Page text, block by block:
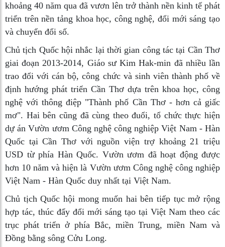
khoảng 40 năm qua đã vươn lên trở thành nền kinh tế phát
triển trên nền tảng khoa học, công nghệ, đổi mới sáng tạo
và chuyển đổi số.
Chủ tịch Quốc hội nhắc lại thời gian công tác tại Cần Thơ
giai đoạn 2013-2014, Giáo sư Kim Hak-min đã nhiều lần
trao đổi với cán bộ, công chức và sinh viên thành phố về
định hướng phát triển Cần Thơ dựa trên khoa học, công
nghệ với thông điệp "Thành phố Cần Thơ - hơn cả giấc
mơ". Hai bên cũng đã cùng theo đuổi, tổ chức thực hiện
dự án Vườn ươm Công nghệ công nghiệp Việt Nam - Hàn
Quốc tại Cần Thơ với nguồn viện trợ khoảng 21 triệu
USD từ phía Hàn Quốc. Vườn ươm đã hoạt động được
hơn 10 năm và hiện là Vườn ươm Công nghệ công nghiệp
Việt Nam - Hàn Quốc duy nhất tại Việt Nam.
Chủ tịch Quốc hội mong muốn hai bên tiếp tục mở rộng
hợp tác, thúc đẩy đổi mới sáng tạo tại Việt Nam theo các
trục phát triển ở phía Bắc, miền Trung, miền Nam và
Đồng bằng sông Cửu Long.